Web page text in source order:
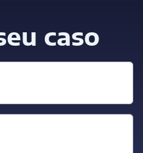
caso